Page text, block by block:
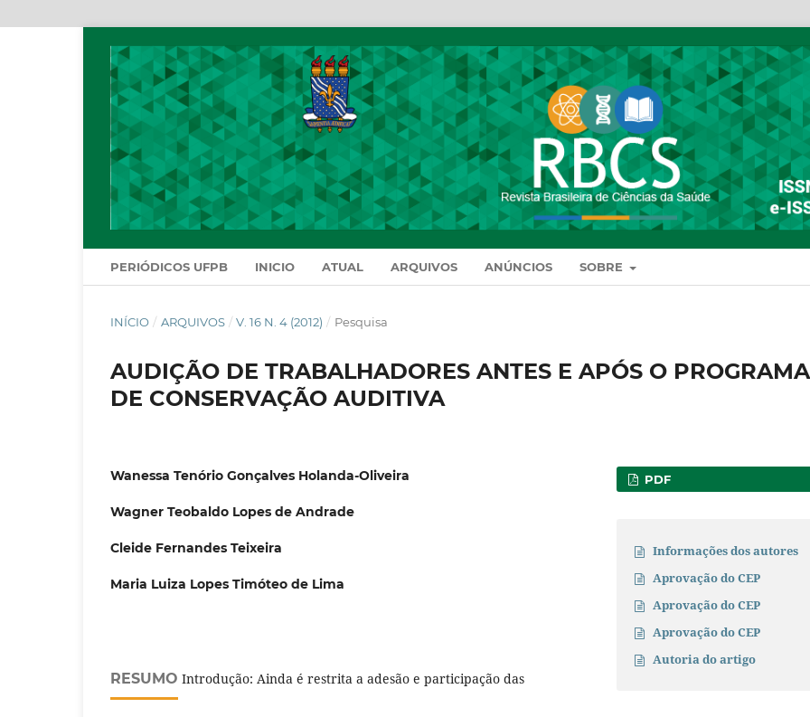
PERIÓDICOS UFPB INICIO ATUAL ARQUIVOS ANÚNCIOS SOBRE
INÍCIO / ARQUIVOS / V. 16 N. 4 (2012) / Pesquisa
AUDIÇÃO DE TRABALHADORES ANTES E APÓS O PROGRAMA
DE CONSERVAÇÃO AUDITIVA
Wanessa Tenório Gonçalves Holanda-Oliveira
Wagner Teobaldo Lopes de Andrade
Cleide Fernandes Teixeira
Maria Luiza Lopes Timóteo de Lima
RESUMO Introdução: Ainda é restrita a adesão e participação das
PDF
Informações dos autores
Aprovação do CEP
Aprovação do CEP
Aprovação do CEP
Autoria do artigo